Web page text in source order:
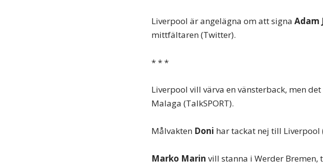
Liverpool är angelägna om att signa Adam
mittfältaren (Twitter).
* * *
Liverpool vill värva en vänsterback, men
Malaga (TalkSPORT).
Målvakten Doni har tackat nej till Liverpool
Marko Marin vill stanna i Werder Bremen,